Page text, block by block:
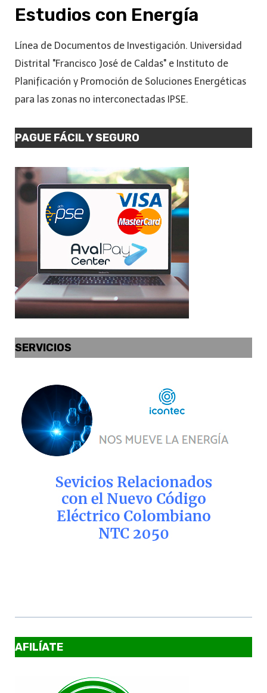
Estudios con Energía
Línea de Documentos de Investigación. Universidad
Distrital "Francisco José de Caldas" e Instituto de
Planificación y Promoción de Soluciones Energéticas
para las zonas no interconectadas IPSE.
PAGUE FÁCIL Y SEGURO
SERVICIOS
AFILÍATE